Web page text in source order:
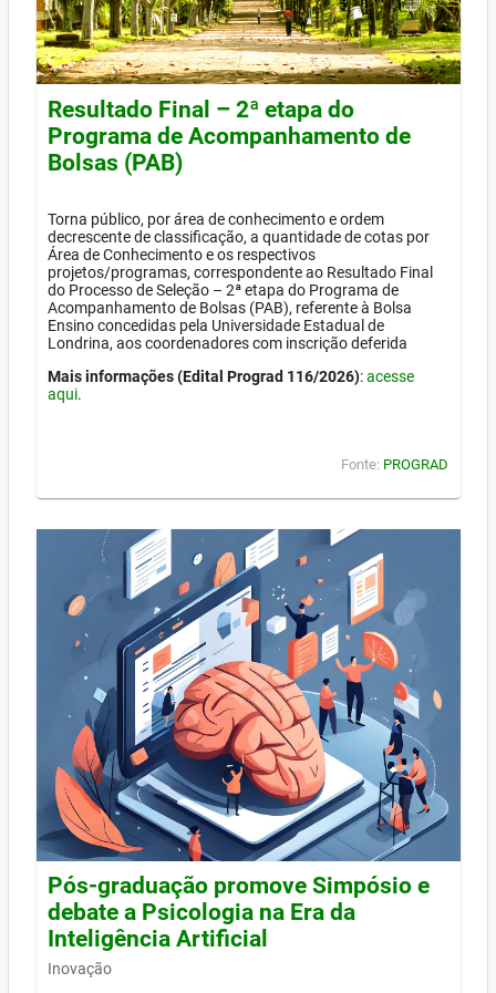
Resultado Final – 2ª etapa do
Programa de Acompanhamento de
Bolsas (PAB)
Torna público, por área de conhecimento e ordem
decrescente de classificação, a quantidade de cotas por
Área de Conhecimento e os respectivos
projetos/programas, correspondente ao Resultado Final
do Processo de Seleção – 2ª etapa do Programa de
Acompanhamento de Bolsas (PAB), referente à Bolsa
Ensino concedidas pela Universidade Estadual de
Londrina, aos coordenadores com inscrição deferida
Mais informações (Edital Prograd 116/2026):acesse
aqui.
Fonte: PROGRAD
Pós-graduação promove Simpósio e
debate a Psicologia na Era da
Inteligência Artificial
Inovação